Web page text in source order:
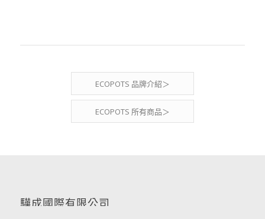
ECOPOTS 品牌介紹＞
ECOPOTS 所有商品＞
驊成國際有限公司